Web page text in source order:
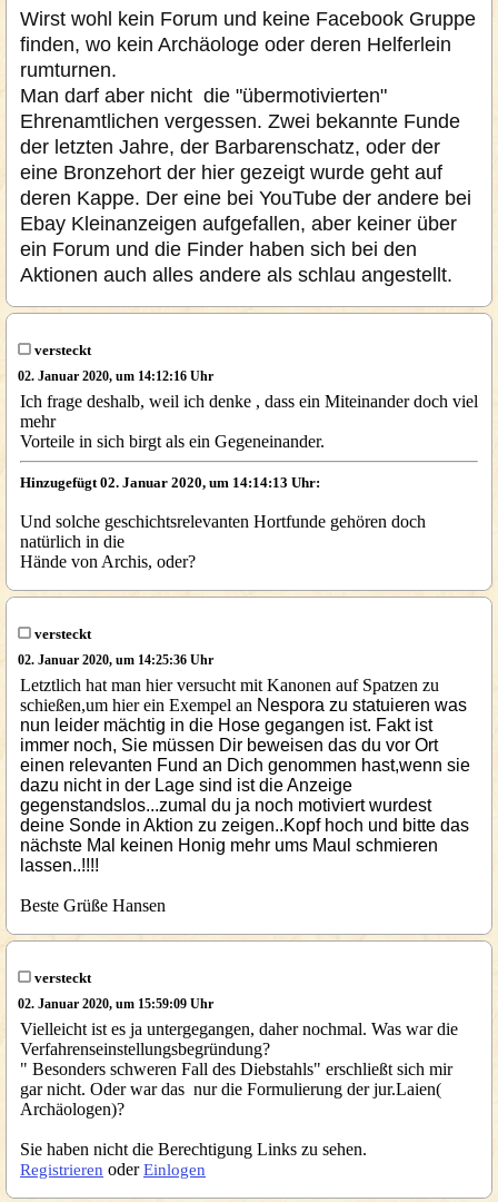
Wirst wohl kein Forum und keine Facebook Gruppe
finden, wo kein Archäologe oder deren Helferlein
rumturnen.
Man darf aber nicht die "übermotivierten"
Ehrenamtlichen vergessen. Zwei bekannte Funde
der letzten Jahre, der Barbarenschatz, oder der
eine Bronzehort der hier gezeigt wurde geht auf
deren Kappe. Der eine bei YouTube der andere bei
Ebay Kleinanzeigen aufgefallen, aber keiner über
ein Forum und die Finder haben sich bei den
Aktionen auch alles andere als schlau angestellt.
versteckt
02. Januar 2020, um 14:12:16 Uhr
Ich frage deshalb, weil ich denke , dass ein Miteinander doch viel
mehr
Vorteile in sich birgt als ein Gegeneinander.
Hinzugefügt 02. Januar 2020, um 14:14:13 Uhr:
Und solche geschichtsrelevanten Hortfunde gehören doch
natürlich in die
Hände von Archis, oder?
versteckt
02. Januar 2020, um 14:25:36 Uhr
Letztlich hat man hier versucht mit Kanonen auf Spatzen zu
schießen,um hier ein Exempel an Nespora zu statuieren was
nun leider mächtig in die Hose gegangen ist. Fakt ist
immer noch, Sie müssen Dir beweisen das du vor Ort
einen relevanten Fund an Dich genommen hast,wenn sie
dazu nicht in der Lage sind ist die Anzeige
gegenstandslos...zumal du ja noch motiviert wurdest
deine Sonde in Aktion zu zeigen..Kopf hoch und bitte das
nächste Mal keinen Honig mehr ums Maul schmieren
lassen..!!!!
Beste Grüße Hansen
versteckt
02. Januar 2020, um 15:59:09 Uhr
Vielleicht ist es ja untergegangen, daher nochmal. Was war die
Verfahrenseinstellungsbegründung?
" Besonders schweren Fall des Diebstahls" erschließt sich mir
gar nicht. Oder war das nur die Formulierung der jur.Laien(
Archäologen)?
Sie haben nicht die Berechtigung Links zu sehen.
Registrieren oderEinlogen